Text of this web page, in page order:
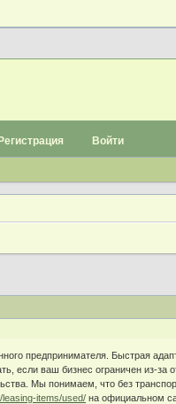
Регистрация Войти
предпринимателя. Быстрая
если ваш бизнес ограничен из-за
Мы понимаем, что без
items/used/ на официальном